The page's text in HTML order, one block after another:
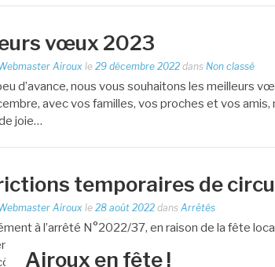
vœux 2023
Airoux le29 décembre 2022 dans Non classé
d’avance, nous vous souhaitons les meilleurs
avec vos familles, vos proches et vos
joie…
temporaires de
Airoux le28 août 2022 dansArrêtés
à l’arrêté N°2022/37, en raison de la fête
qui seront en vigueur: du 1er septembre 08h
de la…
Airoux en fête !